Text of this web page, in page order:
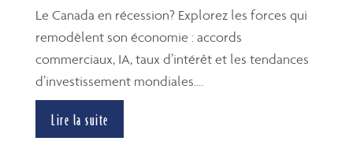
Le Canada en récession? Explorez les forces qui
remodèlent son économie : accords
commerciaux, IA, taux d’intérêt et les tendances
d’investissement mondiales....
Lire la suite